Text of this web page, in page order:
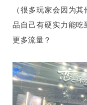
（很多玩家会因为
品自己有硬实力能
更多流量？